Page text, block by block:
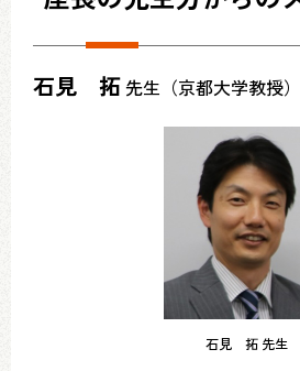
石見 拓先生（京都大学教授）
石見 拓 先生